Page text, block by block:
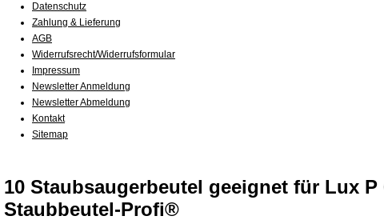
Datenschutz
Zahlung & Lieferung
AGB
Widerrufsrecht/Widerrufsformular
Impressum
Newsletter Anmeldung
Newsletter Abmeldung
Kontakt
Sitemap
10 Staubsaugerbeutel geeignet für Lux P
Staubbeutel-Profi®